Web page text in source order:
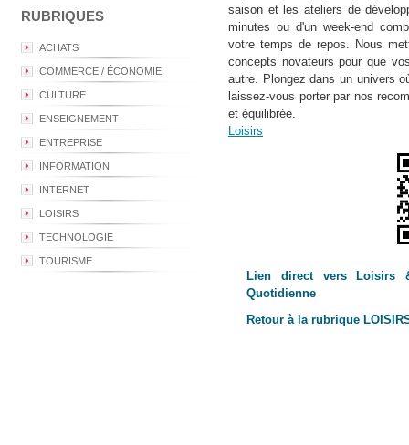
RUBRIQUES
ACHATS
COMMERCE / ÉCONOMIE
CULTURE
ENSEIGNEMENT
ENTREPRISE
INFORMATION
INTERNET
LOISIRS
TECHNOLOGIE
TOURISME
saison et les ateliers de
minutes ou d'un week-end
votre temps de repos. Nous
concepts novateurs pour que
autre. Plongez dans un univers
laissez-vous porter par nos
et équilibrée.
Loisirs
Lien direct vers Loisirs
Quotidienne
Retour à la rubrique